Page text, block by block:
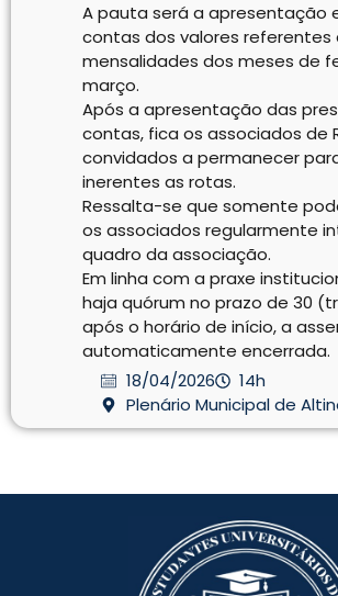
A pauta será a apresentação
contas dos valores referentes
mensalidades dos meses de
março.
Após a apresentação das
contas, fica os associados de
convidados a permanecer
inerentes as rotas.
Ressalta-se que somente
os associados regularmente
quadro da associação.
Em linha com a praxe
haja quórum no prazo de 30
após o horário de início, a
automaticamente encerrada.
18/04/2026
14h
Plenário Municipal de